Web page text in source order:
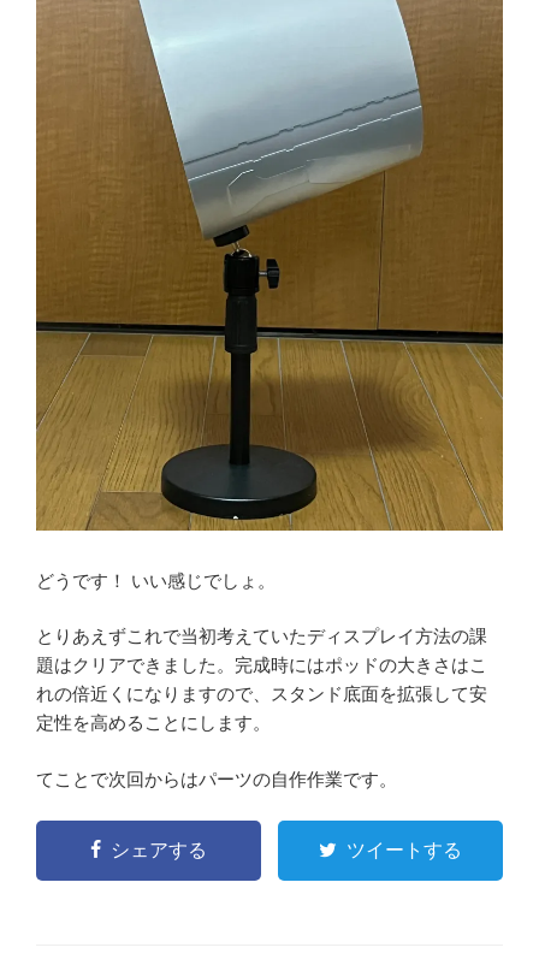
どうです！ いい感じでしょ。
とりあえずこれで当初考えていたディスプレイ方法の課
題はクリアできました。完成時にはポッドの大きさはこ
れの倍近くになりますので、スタンド底面を拡張して安
定性を高めることにします。
てことで次回からはパーツの自作作業です。
シェアする ツイートする